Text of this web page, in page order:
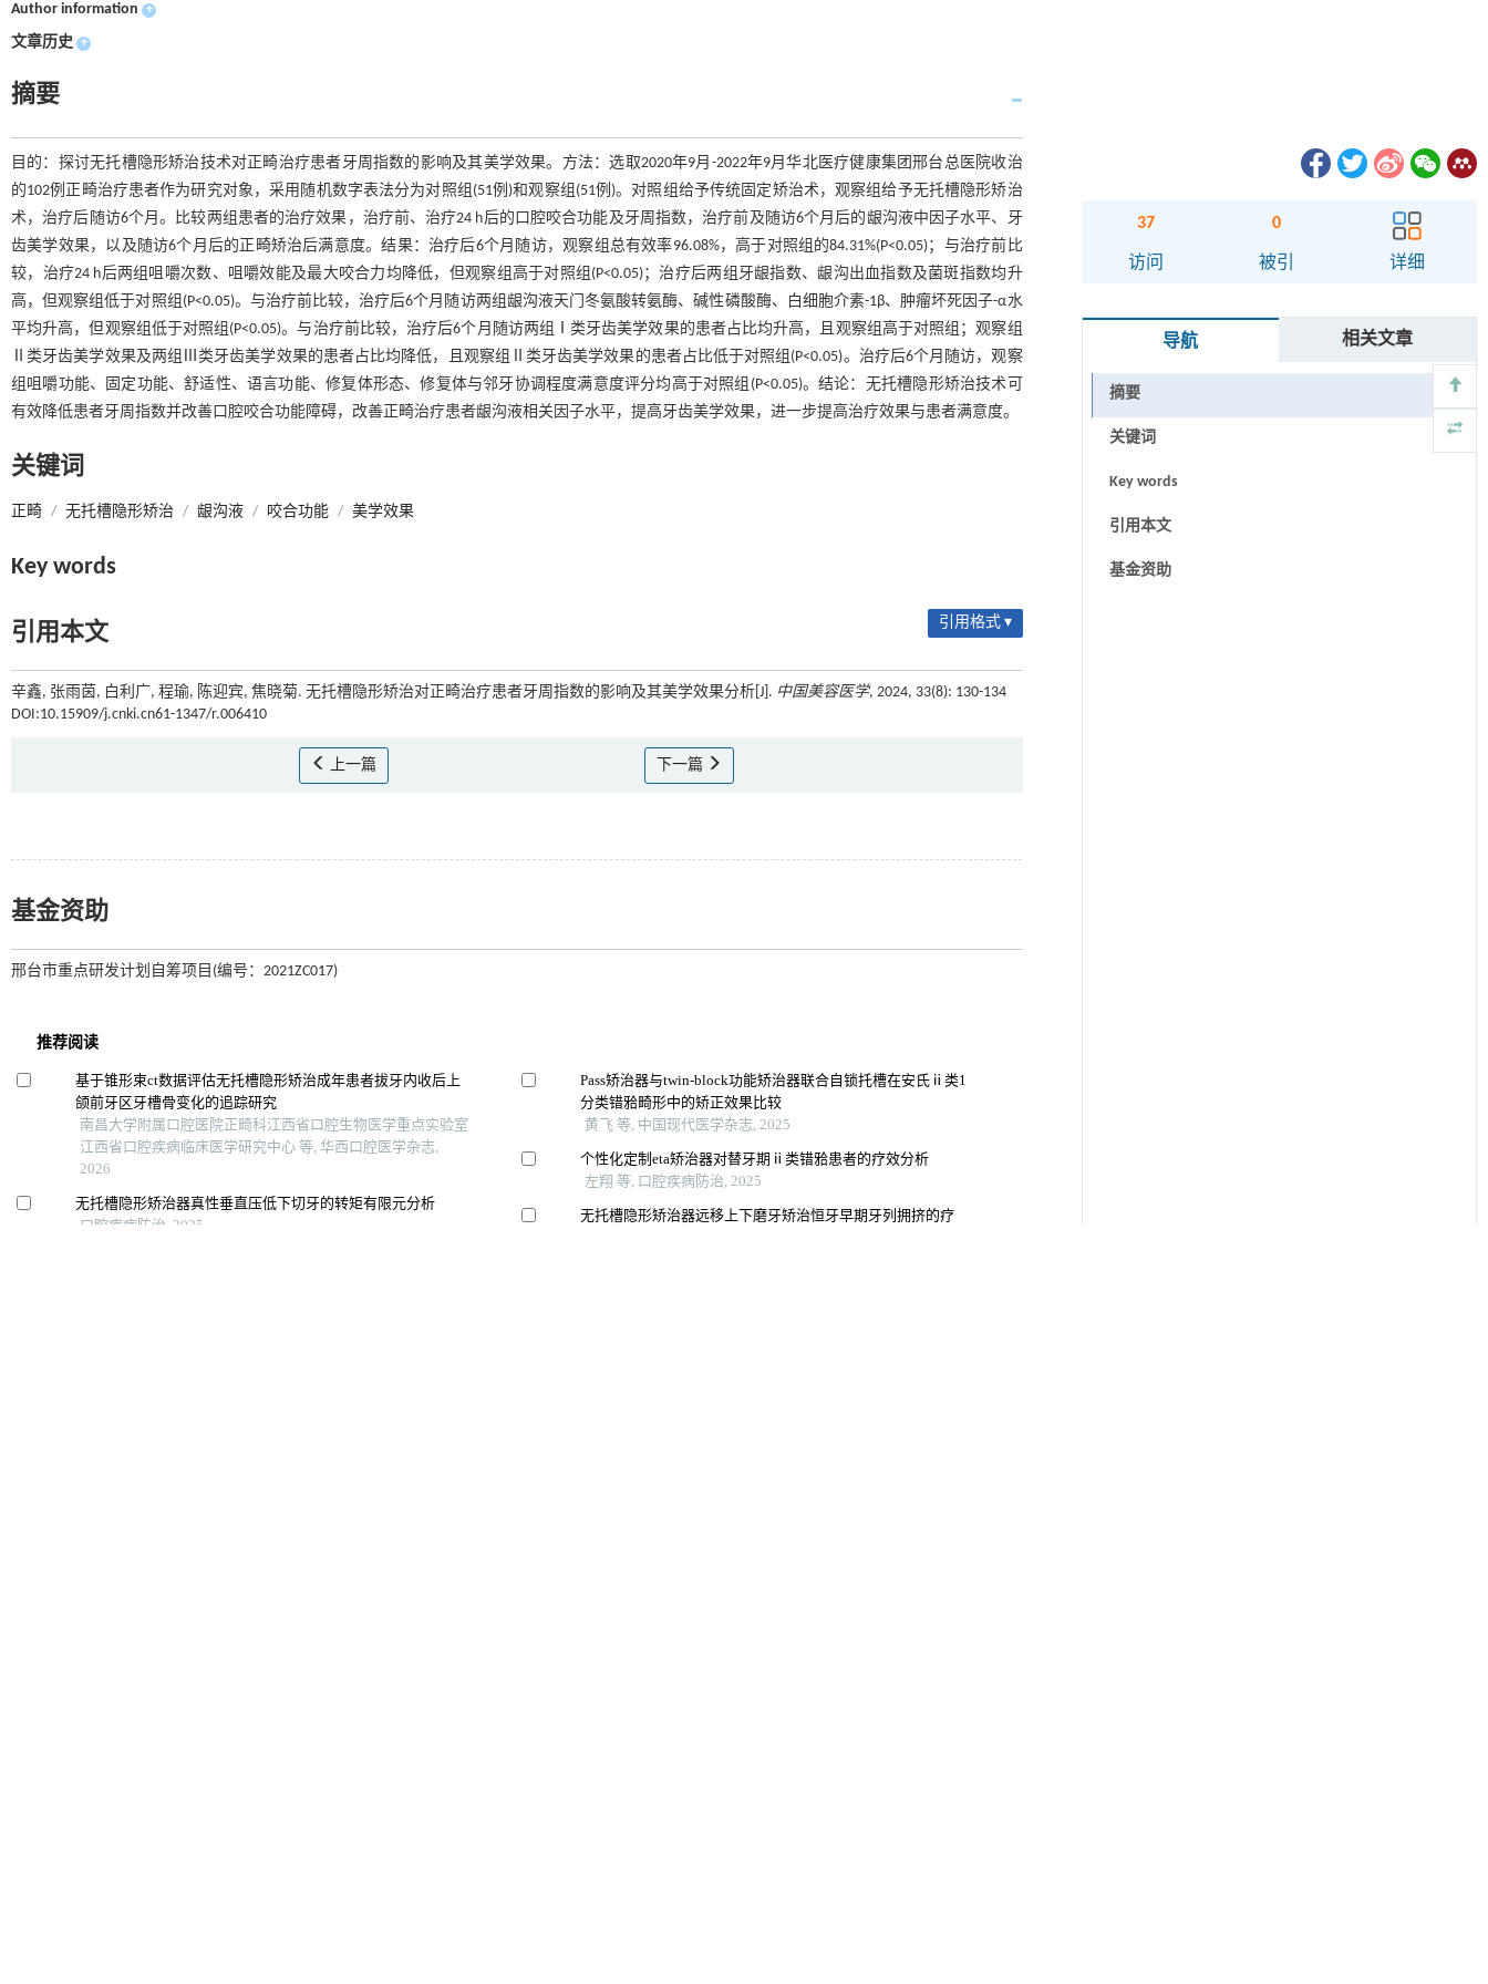
Author information +
文章历史 +
摘要
目的：探讨无托槽隐形矫治技术对正畸治疗患者牙周指数的影响及其美学效果。方法：选取2020年9月-2022年9月华北医疗健康集团邢台总医院收治
的102例正畸治疗患者作为研究对象，采用随机数字表法分为对照组(51例)和观察组(51例)。对照组给予传统固定矫治术，观察组给予无托槽隐形矫治
术，治疗后随访6个月。比较两组患者的治疗效果，治疗前、治疗24 h后的口腔咬合功能及牙周指数，治疗前及随访6个月后的龈沟液中因子水平、牙
齿美学效果，以及随访6个月后的正畸矫治后满意度。结果：治疗后6个月随访，观察组总有效率96.08%，高于对照组的84.31%(P<0.05)；与治疗前比
较，治疗24 h后两组咀嚼次数、咀嚼效能及最大咬合力均降低，但观察组高于对照组(P<0.05)；治疗后两组牙龈指数、龈沟出血指数及菌斑指数均升
高，但观察组低于对照组(P<0.05)。与治疗前比较，治疗后6个月随访两组龈沟液天门冬氨酸转氨酶、碱性磷酸酶、白细胞介素-1β、肿瘤坏死因子-α水
平均升高，但观察组低于对照组(P<0.05)。与治疗前比较，治疗后6个月随访两组Ⅰ类牙齿美学效果的患者占比均升高，且观察组高于对照组；观察组
Ⅱ类牙齿美学效果及两组Ⅲ类牙齿美学效果的患者占比均降低，且观察组Ⅱ类牙齿美学效果的患者占比低于对照组(P<0.05)。治疗后6个月随访，观察
组咀嚼功能、固定功能、舒适性、语言功能、修复体形态、修复体与邻牙协调程度满意度评分均高于对照组(P<0.05)。结论：无托槽隐形矫治技术可
有效降低患者牙周指数并改善口腔咬合功能障碍，改善正畸治疗患者龈沟液相关因子水平，提高牙齿美学效果，进一步提高治疗效果与患者满意度。
关键词
正畸 / 无托槽隐形矫治 / 龈沟液 / 咬合功能 / 美学效果
Key words
引用本文 引用格式 ▾
辛鑫, 张雨茵, 白利广, 程瑜, 陈迎宾, 焦晓菊. 无托槽隐形矫治对正畸治疗患者牙周指数的影响及其美学效果分析[J]. 中国美容医学, 2024, 33(8): 130-134
DOI:10.15909/j.cnki.cn61-1347/r.006410
上一篇 下一篇
基金资助
邢台市重点研发计划自筹项目(编号：2021ZC017)
37
访问
0
被引 详细
导航 相关文章
摘要
关键词
Key words
引用本文
基金资助